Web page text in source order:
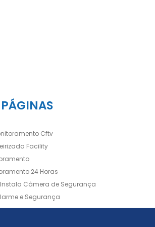
PÁGINAS
Cftv
Facility
24 Horas
Instala Câmera de Segurança
e Segurança
Empresa de Facilities